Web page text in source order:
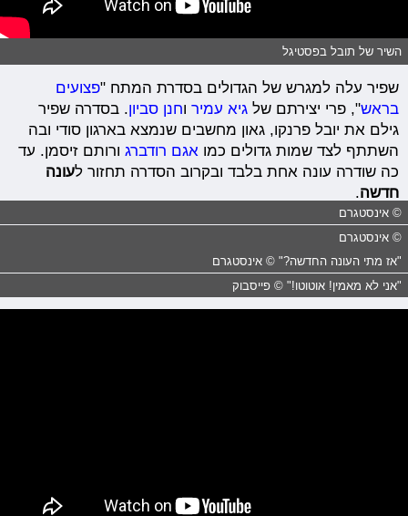
השיר של תובל בפסטיגל
שפיר עלה למגרש של הגדולים בסדרת המתח "פצועים
בראש", פרי יצירתם שלגיא עמיר וחנן סביון. בסדרה שפיר
גילם את יובל פרנקו, גאון מחשבים שנמצא בארגון סודי ובה
השתתף לצד שמות גדולים כמואגם רודברג ורותם זיסמן. עד
כה שודרה עונה אחת בלבד ובקרוב הסדרה תחזור לעונה
חדשה.
© אינסטגרם
© אינסטגרם
"אז מתי העונה החדשה?" © אינסטגרם
"אני לא מאמין! אוטוטו!" © פייסבוק